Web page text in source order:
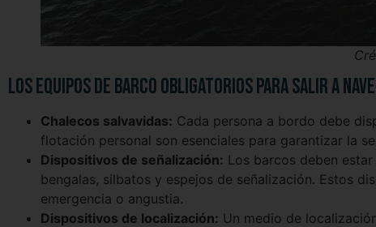
Los equipos de barco obligatorios para salir a
Chalecos salvavidas: Cada persona a bordo debe
flotación personal son esenciales para garantizar la
Dispositivos de señalización: Los barcos deben
bengalas, silbatos y espejos de señalización. Estos
emergencia o angustia.
Dispositivos de localización: Un medio de